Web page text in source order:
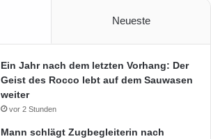
Neueste
Ein Jahr nach dem letzten Vorhang: Der
Geist des Rocco lebt auf dem Sauwasen
weiter
vor 2 Stunden
Mann schlägt Zugbegleiterin nach